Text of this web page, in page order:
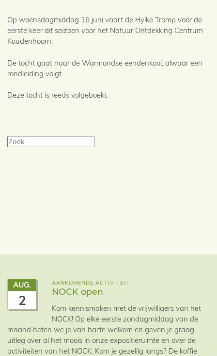
Op woensdagmiddag 16 juni vaart de Hylke Tromp voor de
eerste keer dit seizoen voor het Natuur Ontdekking Centrum
Koudenhoorn.
De tocht gaat naar de Warmondse eendenkooi, alwaar een
rondleiding volgt.
Deze tocht is reeds volgeboekt.
AUG.
2
AANKOMENDE ACTIVITEIT
NOCK open
Kom kennismaken met de vrijwilligers van het
NOCK! Op elke eerste zondagmiddag van de
maand heten we je van harte welkom en geven je graag
uitleg over al het moois in onze expositieruimte en over de
activiteiten van het NOCK. Kom je gezellig langs? De koffie